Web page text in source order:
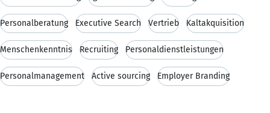
Personalberatung Executive Search Vertrieb Kaltakquisition
Menschenkenntnis Recruiting Personaldienstleistungen
Personalmanagement Active sourcing Employer Branding